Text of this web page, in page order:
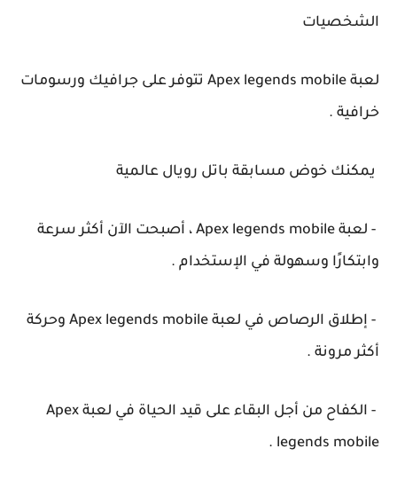
الشخصيات
لعبة Apex legends mobile تتوفر على جرافيك ورسومات
خرافية .
يمكنك خوض مسابقة باتل رويال عالمية
- لعبة Apex legends mobile ، أصبحت الآن أكثر سرعة
وابتكارًا وسهولة في الإستخدام .
- إطلاق الرصاص في لعبة Apex legends mobile وحركة
أكثر مرونة .
- الكفاح من أجل البقاء على قيد الحياة في لعبة Apex
legends mobile .